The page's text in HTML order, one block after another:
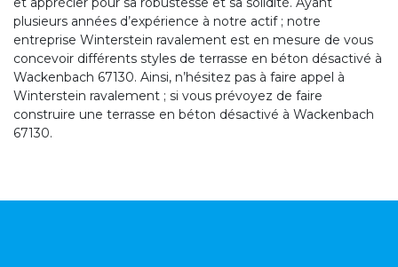
plusieurs années d’expérience à notre actif ; notre
entreprise Winterstein ravalement est en mesure de vous
concevoir différents styles de terrasse en béton désactivé à
Wackenbach 67130. Ainsi, n’hésitez pas à faire appel à
Winterstein ravalement ; si vous prévoyez de faire
construire une terrasse en béton désactivé à Wackenbach
67130.